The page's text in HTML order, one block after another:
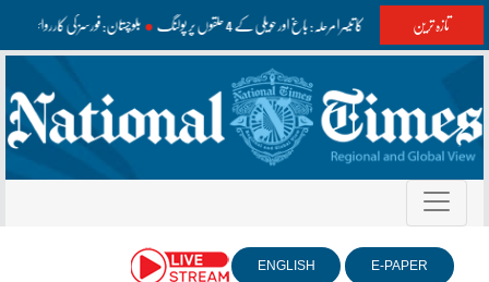
تازہ ترینآزاد کشمیر الیکشن کا تیسرا مرحلہ: باغ اور حویلی کے 4 حلقوں پر پولنگ بلوچستان: فورسز کی کارروائیاں،
E-PAPER
ENGLISH